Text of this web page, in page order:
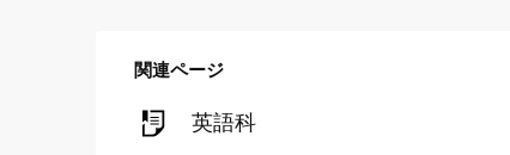
関連ページ
英語科